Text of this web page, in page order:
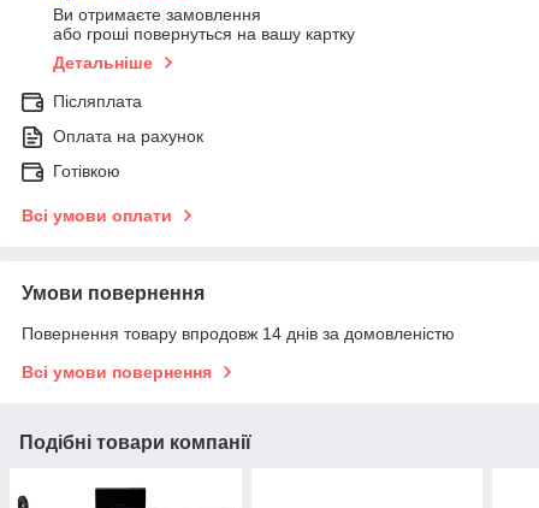
Ви отримаєте замовлення
або гроші повернуться на вашу картку
Детальніше
Післяплата
Оплата на рахунок
Готівкою
Всі умови оплати
Умови повернення
Повернення товару впродовж 14 днів за домовленістю
Всі умови повернення
Подібні товари компанії